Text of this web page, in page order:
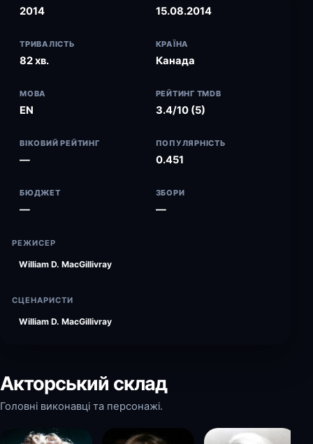
2014 15.08.2014
ТРИВАЛІСТЬ
82 хв.
КРАЇНА
Канада
МОВА
EN
РЕЙТИНГ TMDB
3.4/10 (5)
ВІКОВИЙ РЕЙТИНГ
—
ПОПУЛЯРНІСТЬ
0.451
БЮДЖЕТ
—
ЗБОРИ
—
РЕЖИСЕР
William D. MacGillivray
СЦЕНАРИСТИ
William D. MacGillivray
Акторський склад
Головні виконавці та персонажі.